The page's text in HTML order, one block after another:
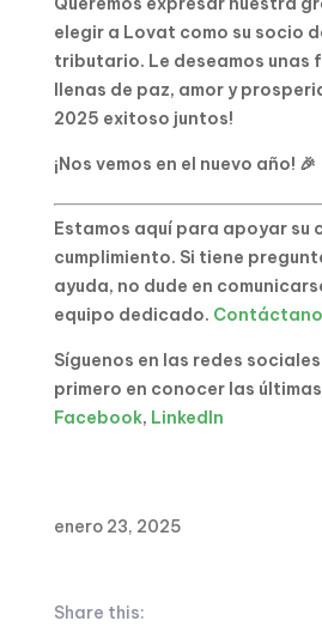
elegir a Lovat como su socio
tributario. Le deseamos unas
llenas de paz, amor y
2025 exitoso juntos!
¡Nos vemos en el nuevo año! 🎉
Estamos aquí para apoyar su
cumplimiento. Si tiene
ayuda, no dude en
equipo dedicado.
Síguenos en las redes
primero en conocer las
Facebook, LinkedIn
enero 23, 2025
Share this: